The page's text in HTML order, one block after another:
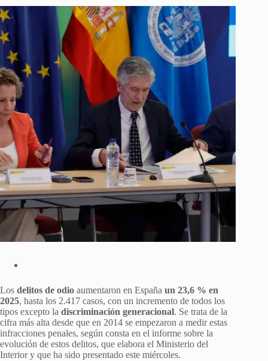
Los delitos de odio aumentaron en España un 23,6 % en
2025, hasta los 2.417 casos, con un incremento de todos los
tipos excepto la discriminación generacional. Se trata de la
cifra más alta desde que en 2014 se empezaron a medir estas
infracciones penales, según consta en el informe sobre la
evolución de estos delitos, que elabora el Ministerio del
Interior y que ha sido presentado este miércoles.